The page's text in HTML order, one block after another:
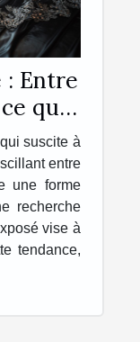
Entre
qu'il
suscite à
entre
une forme
recherche
vise à
tendance,